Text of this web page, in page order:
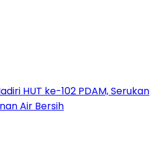
HUT ke-102 PDAM, Serukan
Air Bersih